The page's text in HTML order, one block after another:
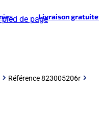
de pageLivraison gratuite
Référence 823005206r